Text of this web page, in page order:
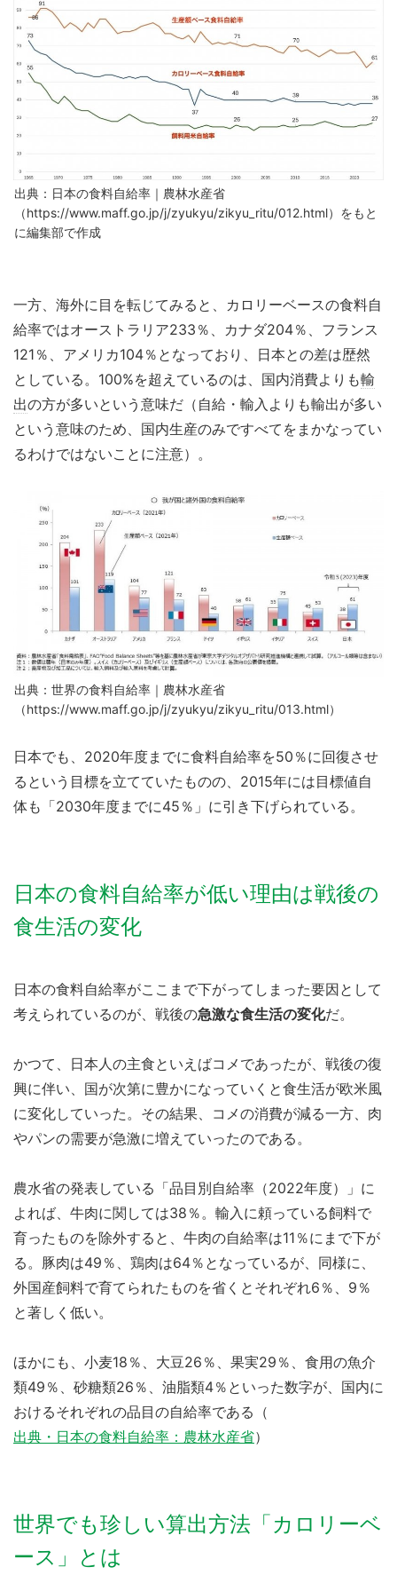
出典：日本の食料自給率｜農林水産省
（https://www.maff.go.jp/j/zyukyu/zikyu_ritu/012.html）をもと
に編集部で作成
一方、海外に目を転じてみると、カロリーベースの食料自
給率ではオーストラリア233％、カナダ204％、フランス
121％、アメリカ104％となっており、日本との差は歴然
としている。100%を超えているのは、国内消費よりも輸
出の方が多いという意味だ（自給・輸入よりも輸出が多い
という意味のため、国内生産のみですべてをまかなってい
るわけではないことに注意）。
出典：世界の食料自給率｜農林水産省
（https://www.maff.go.jp/j/zyukyu/zikyu_ritu/013.html）
日本でも、2020年度までに食料自給率を50％に回復させ
るという目標を立てていたものの、2015年には目標値自
体も「2030年度までに45％」に引き下げられている。
日本の食料自給率が低い理由は戦後の
食生活の変化
日本の食料自給率がここまで下がってしまった要因として
考えられているのが、戦後の急激な食生活の変化だ。
かつて、日本人の主食といえばコメであったが、戦後の復
興に伴い、国が次第に豊かになっていくと食生活が欧米風
に変化していった。その結果、コメの消費が減る一方、肉
やパンの需要が急激に増えていったのである。
農水省の発表している「品目別自給率（2022年度）」に
よれば、牛肉に関しては38％。輸入に頼っている飼料で
育ったものを除外すると、牛肉の自給率は11％にまで下が
る。豚肉は49％、鶏肉は64％となっているが、同様に、
外国産飼料で育てられたものを省くとそれぞれ6％、9％
と著しく低い。
ほかにも、小麦18％、大豆26％、果実29％、食用の魚介
類49％、砂糖類26％、油脂類4％といった数字が、国内に
おけるそれぞれの品目の自給率である（
出典・日本の食料自給率：農林水産省）
世界でも珍しい算出方法「カロリーベ
ース」とは